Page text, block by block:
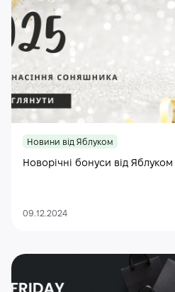
Новини від Яблуком
Новорічні бонуси від Яблуком
09.12.2024